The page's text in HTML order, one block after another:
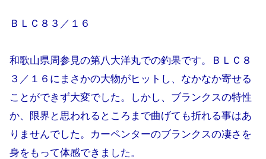
ＢＬＣ８３／１６
和歌山県周参見の第八大洋丸での釣果です。ＢＬＣ８
３／１６にまさかの大物がヒットし、なかなか寄せる
ことができず大変でした。しかし、ブランクスの特性
か、限界と思われるところまで曲げても折れる事はあ
りませんでした。カーペンターのブランクスの凄さを
身をもって体感できました。